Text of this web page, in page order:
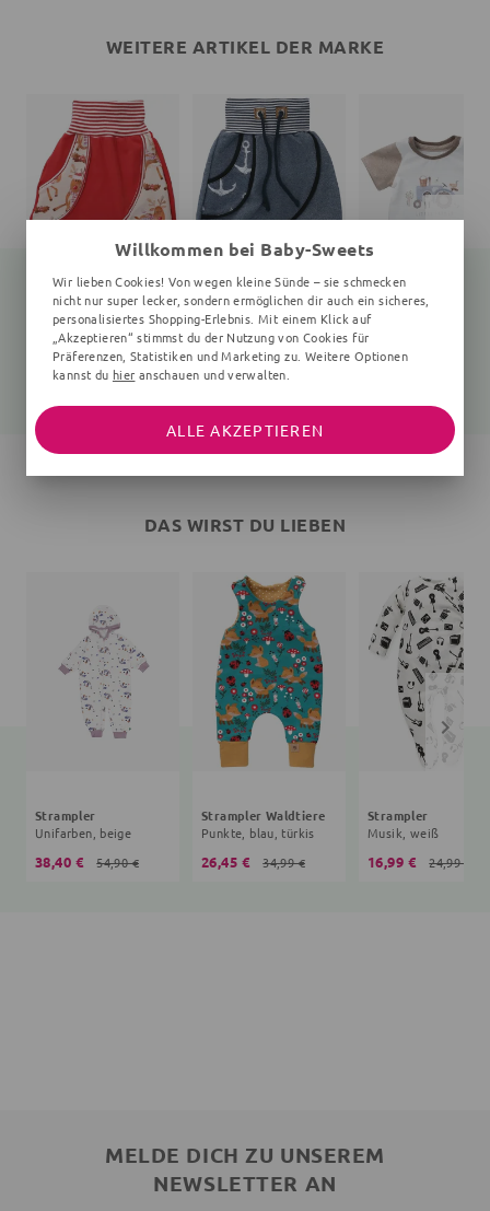
WEITERE ARTIKEL DER MARKE
Hose Rentier
weiß, rot
34,99 €
Hose Anker
Streifen, Jeans, blau, schwarz
34,99 €
T-Shirt Traktor
weiß, beige
DAS WIRST DU LIEBEN
Strampler
Unifarben, beige
38,40 € 54,90 €
Strampler Waldtiere
Punkte, blau, türkis
26,45 € 34,99 €
Strampler
Musik, weiß
16,99 € 24,99 €
MELDE DICH ZU UNSEREM
NEWSLETTER AN
Willkommen bei Baby-Sweets
Wir lieben Cookies! Von wegen kleine Sünde – sie schmecken
nicht nur super lecker, sondern ermöglichen dir auch ein sicheres,
personalisiertes Shopping-Erlebnis. Mit einem Klick auf
„Akzeptieren“ stimmst du der Nutzung von Cookies für
Präferenzen, Statistiken und Marketing zu. Weitere Optionen
kannst du hier anschauen und verwalten.
ALLE AKZEPTIEREN